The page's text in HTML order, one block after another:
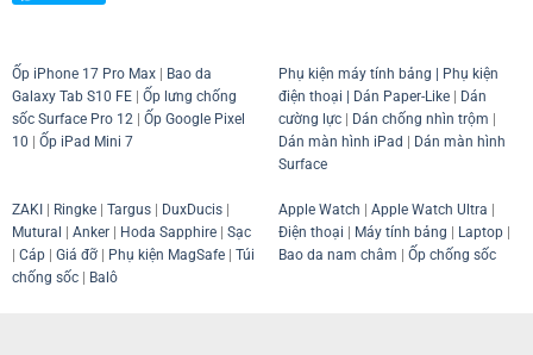
Ốp iPhone 17 Pro Max| Bao da
Galaxy Tab S10 FE| Ốp lưng chống
sốc Surface Pro 12| Ốp Google Pixel
10 | Ốp iPad Mini 7
Phụ kiện máy tính bảng | Phụ kiện
điện thoại | Dán Paper-Like| Dán
cường lực| Dán chống nhìn trộm |
Dán màn hình iPad | Dán màn hình
Surface
ZAKI Ringke| Targus| DuxDucis|
Mutural
Anker| Hoda Sapphire| Sạc
Cáp| Giá đỡ| Phụ kiện MagSafe| Túi
chống sốc| Balô
Apple Watch Apple Watch Ultra
Điện thoại
Máy tính bảng Laptop|
Bao da nam châm
Ốp chống sốc